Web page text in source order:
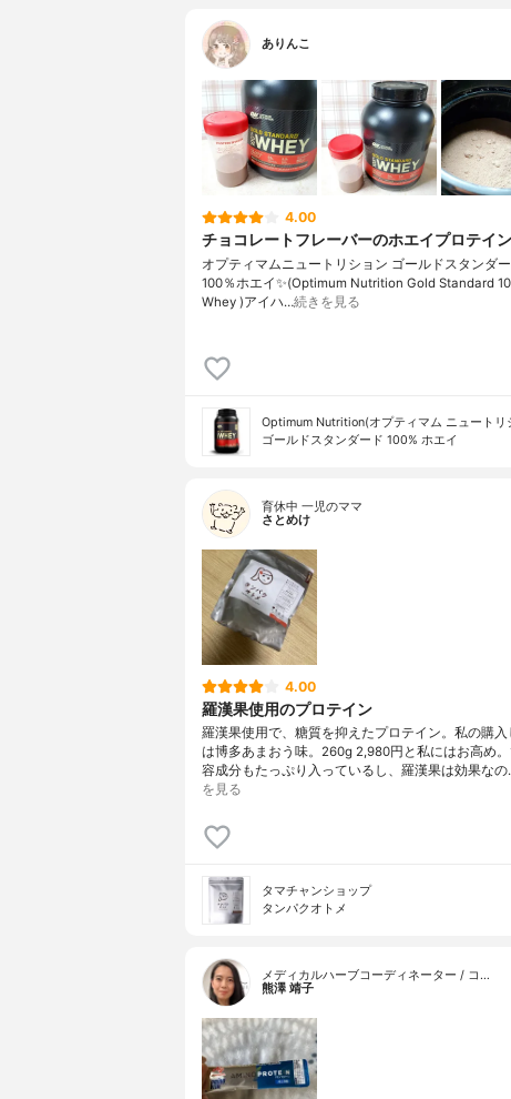
ありんこ
4.00
チョコレートフレーバーのホエイプロテイン
オプティマムニュートリション ゴールドスタンダ
100％ホエイ✨(Optimum Nutrition Gold Standard
Whey )アイハ…続きを見る
Optimum Nutrition(オプティマム ニュートリ
ゴールドスタンダード 100% ホエイ
育休中 一児のママ
さとめけ
4.00
羅漢果使用のプロテイン
羅漢果使用で、糖質を抑えたプロテイン。私の購入
は博多あまおう味。260g 2,980円と私にはお高め
容成分もたっぷり入っているし、羅漢果は効果な
を見る
タマチャンショップ
タンパクオトメ
メディカルハーブコーディネーター / コ…
熊澤 靖子